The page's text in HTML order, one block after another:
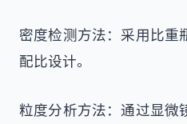
密度检测方法：采用比重
配比设计。
粒度分析方法：通过显微